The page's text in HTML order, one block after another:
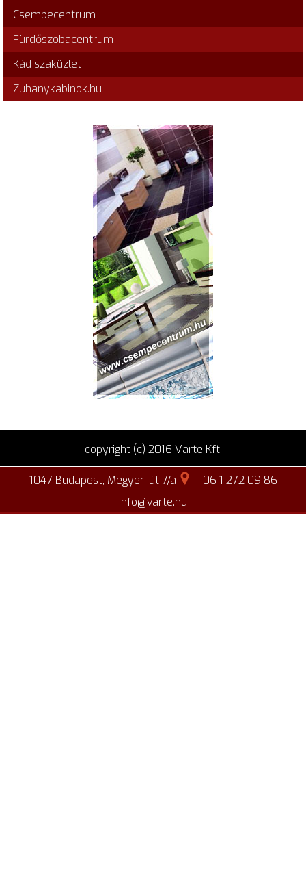
Csempecentrum
Fürdőszobacentrum
Kád szaküzlet
Zuhanykabinok.hu
copyright (c) 2016 Varte Kft.
1047 Budapest, Megyeri út 7/a
06 1 272 09 86
info@varte.hu